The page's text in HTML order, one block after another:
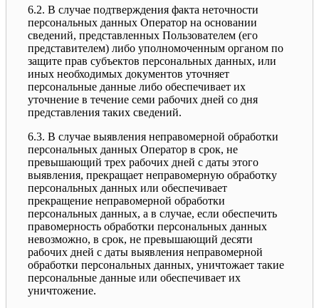
6.2. В случае подтверждения факта неточности
персональных данных Оператор на основании
сведений, представленных Пользователем (его
представителем) либо уполномоченным органом по
защите прав субъектов персональных данных, или
иных необходимых документов уточняет
персональные данные либо обеспечивает их
уточнение в течение семи рабочих дней со дня
представления таких сведений.
6.3. В случае выявления неправомерной обработки
персональных данных Оператор в срок, не
превышающий трех рабочих дней с даты этого
выявления, прекращает неправомерную обработку
персональных данных или обеспечивает
прекращение неправомерной обработки
персональных данных, а в случае, если обеспечить
правомерность обработки персональных данных
невозможно, в срок, не превышающий десяти
рабочих дней с даты выявления неправомерной
обработки персональных данных, уничтожает такие
персональные данные или обеспечивает их
уничтожение.